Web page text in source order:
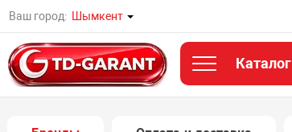
Ваш город: Шымкент
Каталог